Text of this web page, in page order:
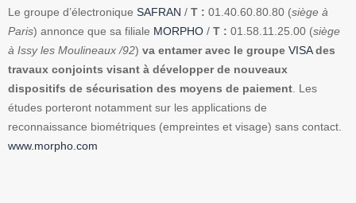
Le groupe d’électronique SAFRAN / T : 01.40.60.80.80 (siège à
Paris) annonce que sa filiale MORPHO / T : 01.58.11.25.00 (siège
à Issy les Moulineaux /92) va entamer avec le groupe VISA des
travaux conjoints visant à développer de nouveaux
dispositifs de sécurisation des moyens de paiement. Les
études porteront notamment sur les applications de
reconnaissance biométriques (empreintes et visage) sans contact.
www.morpho.com